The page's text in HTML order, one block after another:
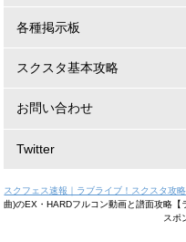
各種掲示板
スクスタ基本攻略
お問い合わせ
Twitter
スクフェス速報｜ラブライブ！スクスタ攻略
曲)のEX・HARDフルコン動画と譜面攻略【
スポ